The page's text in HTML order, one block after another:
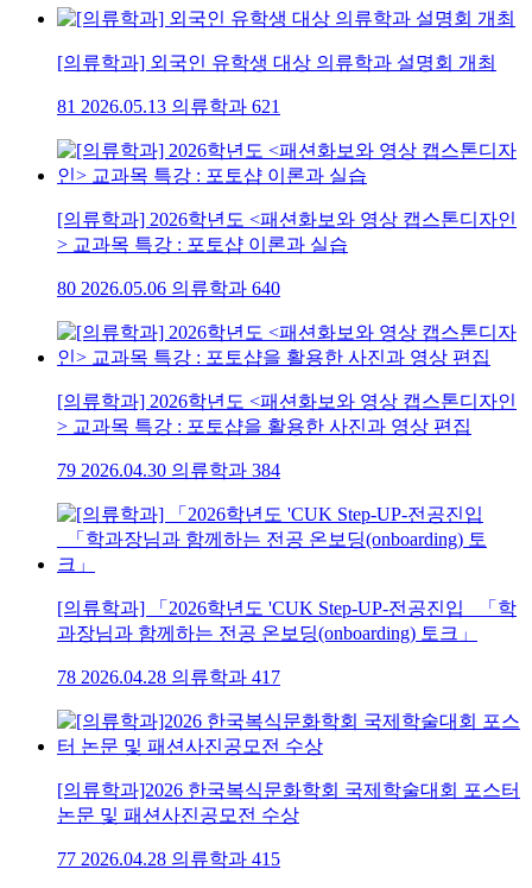
[의류학과] 외국인 유학생 대상 의류학과 설명회 개최
81 2026.05.13 의류학과 621
[의류학과] 2026학년도 <패션화보와 영상 캡스톤디자인
> 교과목 특강 : 포토샵 이론과 실습
80 2026.05.06 의류학과 640
[의류학과] 2026학년도 <패션화보와 영상 캡스톤디자인
> 교과목 특강 : 포토샵을 활용한 사진과 영상 편집
79 2026.04.30 의류학과 384
[의류학과] 「2026학년도 'CUK Step-UP-전공진입 _「학
과장님과 함께하는 전공 온보딩(onboarding) 토크」
78 2026.04.28 의류학과 417
[의류학과]2026 한국복식문화학회 국제학술대회 포스터
논문 및 패션사진공모전 수상
77 2026.04.28 의류학과 415